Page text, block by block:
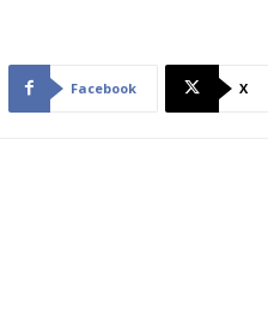
Facebook X